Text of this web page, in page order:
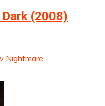
(2008)
Nightmare